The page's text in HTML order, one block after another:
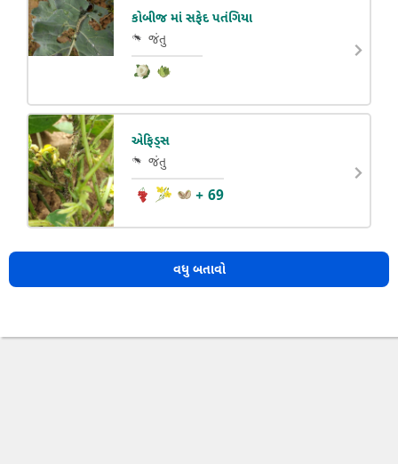
કોબીજ માં સફેદ પતંગિયા
જંતુ
એફિડ્સ
જંતુ
+ 69
વધુ બતાવો